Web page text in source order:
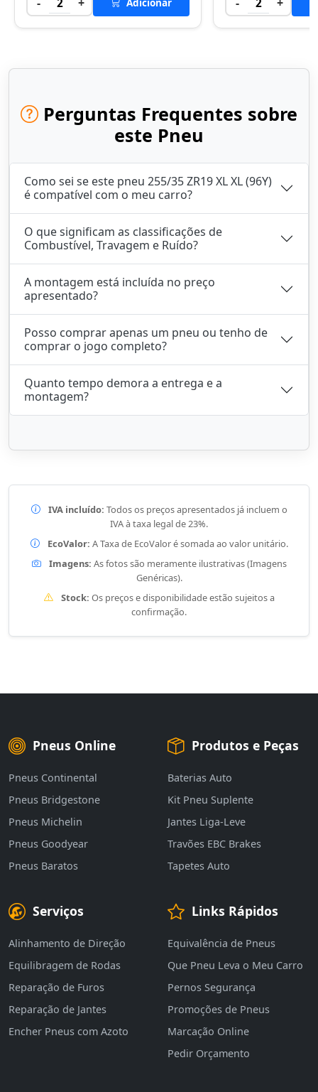
Perguntas Frequentes sobre
este Pneu
Como sei se este pneu 255/35 ZR19 XL XL (96Y)
é compatível com o meu carro?
O que significam as classificações de
Combustível, Travagem e Ruído?
A montagem está incluída no preço
apresentado?
Posso comprar apenas um pneu ou tenho de
comprar o jogo completo?
Quanto tempo demora a entrega e a
montagem?
IVA incluído: Todos os preços apresentados já incluem o
IVA à taxa legal de 23%.
EcoValor: A Taxa de EcoValor é somada ao valor unitário.
Imagens: As fotos são meramente ilustrativas (Imagens
Genéricas).
Stock: Os preços e disponibilidade estão sujeitos a
confirmação.
Pneus Online
Pneus Continental
Pneus Bridgestone
Pneus Michelin
Pneus Goodyear
Pneus Baratos
Produtos e Peças
Baterias Auto
Kit Pneu Suplente
Jantes Liga-Leve
Travões EBC Brakes
Tapetes Auto
Serviços
Alinhamento de Direção
Equilibragem de Rodas
Reparação de Furos
Reparação de Jantes
Encher Pneus com Azoto
Links Rápidos
Equivalência de Pneus
Que Pneu Leva o Meu Carro
Pernos Segurança
Promoções de Pneus
Marcação Online
Pedir Orçamento